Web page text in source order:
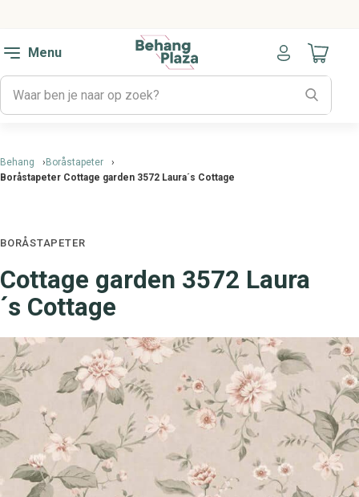
Menu
Naar
Behang
Boråstapeter
Boråstapeter Cottage garden 3572 Laura´s Cottage
BORÅSTAPETER
Cottage garden 3572 Laura
´s Cottage